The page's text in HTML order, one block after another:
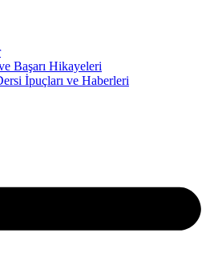
Başarı Hikayeleri
İpuçları ve Haberleri